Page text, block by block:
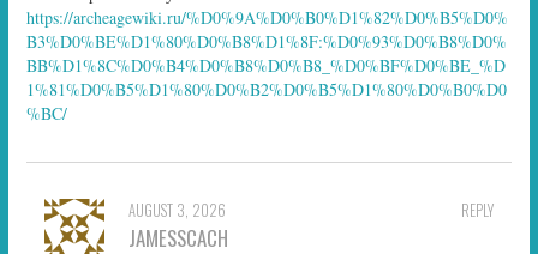
https://archeagewiki.ru/%D0%9A%D0%B0%D1%82%D0%B5%D0%
B3%D0%BE%D1%80%D0%B8%D1%8F:%D0%93%D0%B8%D0%
BB%D1%8C%D0%B4%D0%B8%D0%B8_%D0%BF%D0%BE_%D
1%81%D0%B5%D1%80%D0%B2%D0%B5%D1%80%D0%B0%D0
%BC/
REPLY
AUGUST 3, 2026
JAMESSCACH